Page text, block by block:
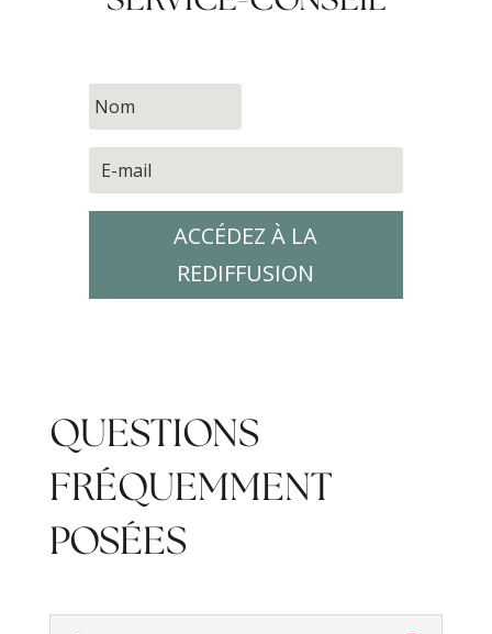
ACCÉDEZ À LA
REDIFFUSION
QUESTIONS
FRÉQUEMMENT
POSÉES